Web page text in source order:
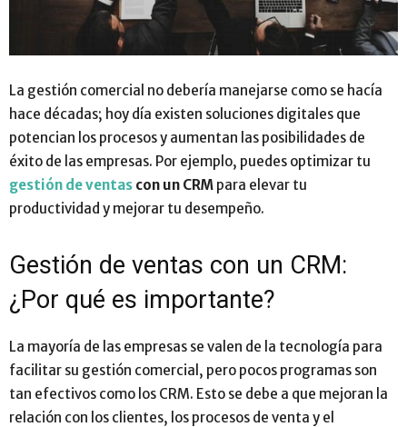
La gestión comercial no debería manejarse como se hacía
hace décadas; hoy día existen soluciones digitales que
potencian los procesos y aumentan las posibilidades de
éxito de las empresas. Por ejemplo, puedes optimizar tu
gestión de ventas con un CRM para elevar tu
productividad y mejorar tu desempeño.
Gestión de ventas con un CRM:
¿Por qué es importante?
La mayoría de las empresas se valen de la tecnología para
facilitar su gestión comercial, pero pocos programas son
tan efectivos como los CRM. Esto se debe a que mejoran la
relación con los clientes, los procesos de venta y el